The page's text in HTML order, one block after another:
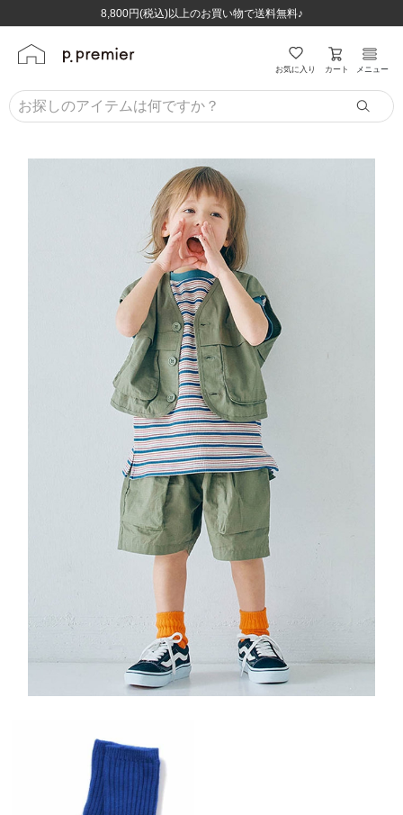
8,800円(税込)以上のお買い物で送料無料♪
ほぼ全品半額！！8/12(水)お昼12:59まで！！
8,800円(税込)以上のお買い物で送料無料♪
ほぼ全品半額！！8/12(水)お昼12:59まで！！
お気に入り カート メニュー